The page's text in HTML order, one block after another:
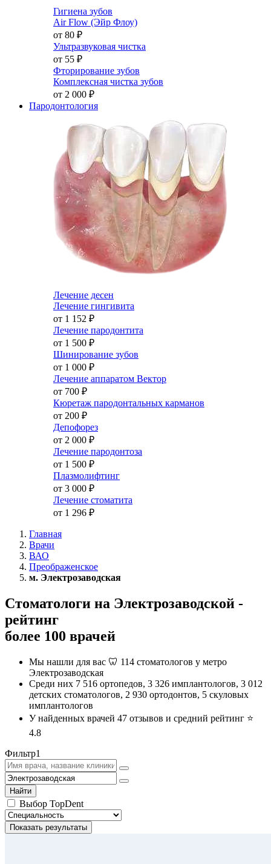
Гигиена зубов
Air Flow (Эйр Флоу)
от 80 ₽
Ультразвуковая чистка
от 55 ₽
Фторирование зубов
Комплексная чистка зубов
от 2 000 ₽
Пародонтология
Лечение десен
Лечение гингивита
от 1 152 ₽
Лечение пародонтита
от 1 500 ₽
Шинирование зубов
от 1 000 ₽
Лечение аппаратом Вектор
от 700 ₽
Кюретаж пародонтальных карманов
от 200 ₽
Депофорез
от 2 000 ₽
Лечение пародонтоза
от 1 500 ₽
Плазмолифтинг
от 3 000 ₽
Лечение стоматита
от 1 296 ₽
Главная
Врачи
ВАО
Преображенское
м. Электрозаводская
Стоматологи на Электрозаводской -
рейтинг
более 100 врачей
Мы нашли для вас 🦷 114 стоматологов у метро
Электрозаводская
Среди них 7 516 ортопедов, 3 326 имплантологов, 3 012
детских стоматологов, 2 930 ортодонтов, 5 скуловых
имплантологов
У найденных врачей 47 отзывов и средний рейтинг ⭐️
4.8
Фильтр1
Найти
Выбор TopDent
Показать результаты